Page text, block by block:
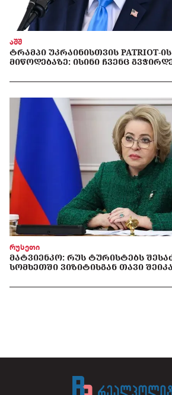
აშშ
ᲢᲠᲐᲛᲞᲘ ᲣᲙᲠᲐᲘᲜᲘᲡᲗᲕᲘᲡ PATRIOT-
ᲛᲘᲬᲝᲓᲔᲑᲐᲖᲔ: ᲘᲡᲘᲜᲘ ᲩᲕᲔᲜᲪ
რუსეთი
ᲛᲐᲢᲕᲘᲔᲜᲙᲝ: ᲠᲣᲡ ᲢᲣᲠᲘᲡᲢᲔᲑᲡ
ᲡᲝᲛᲮᲔᲗᲨᲘ ᲕᲘᲖᲘᲢᲘᲡᲒᲐᲜ ᲗᲐᲕᲘ